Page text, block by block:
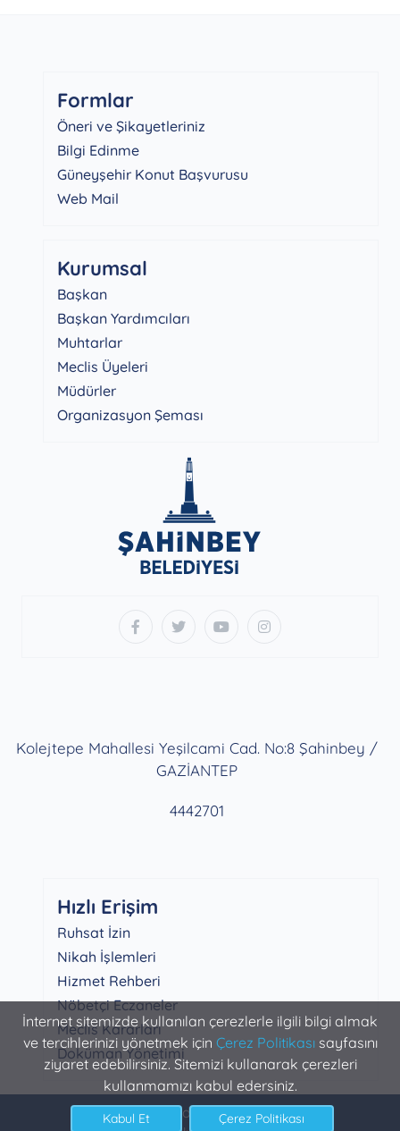
İnternet sitemizde kullanılan çerezlerle ilgili bilgi almak
ve tercihlerinizi yönetmek için Çerez Politikasısayfasını
ziyaret edebilirsiniz. Sitemizi kullanarak çerezleri
kullanmamızı kabul edersiniz.
Formlar
Öneri ve Şikayetleriniz
Bilgi Edinme
Güneyşehir Konut Başvurusu
Web Mail
Kurumsal
Başkan
Başkan Yardımcıları
Muhtarlar
Meclis Üyeleri
Müdürler
Organizasyon Şeması
Kolejtepe Mahallesi Yeşilcami Cad. No:8 Şahinbey /
GAZİANTEP
4442701
Hızlı Erişim
Ruhsat İzin
Nikah İşlemleri
Hizmet Rehberi
Nöbetçi Eczaneler
Meclis Kararları
Doküman Yönetimi
Şahinbey Belediyesi Bilgi İşlem